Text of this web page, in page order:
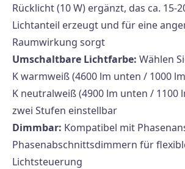
Rücklicht (10 W) ergänzt, das ca. 15-
Lichtanteil erzeugt und für eine
Raumwirkung sorgt
Umschaltbare Lichtfarbe: Wählen
K warmweiß (4600 lm unten / 1000
K neutralweiß (4900 lm unten / 1100
zwei Stufen einstellbar
Dimmbar: Kompatibel mit
Phasenabschnittsdimmern für
Lichtsteuerung